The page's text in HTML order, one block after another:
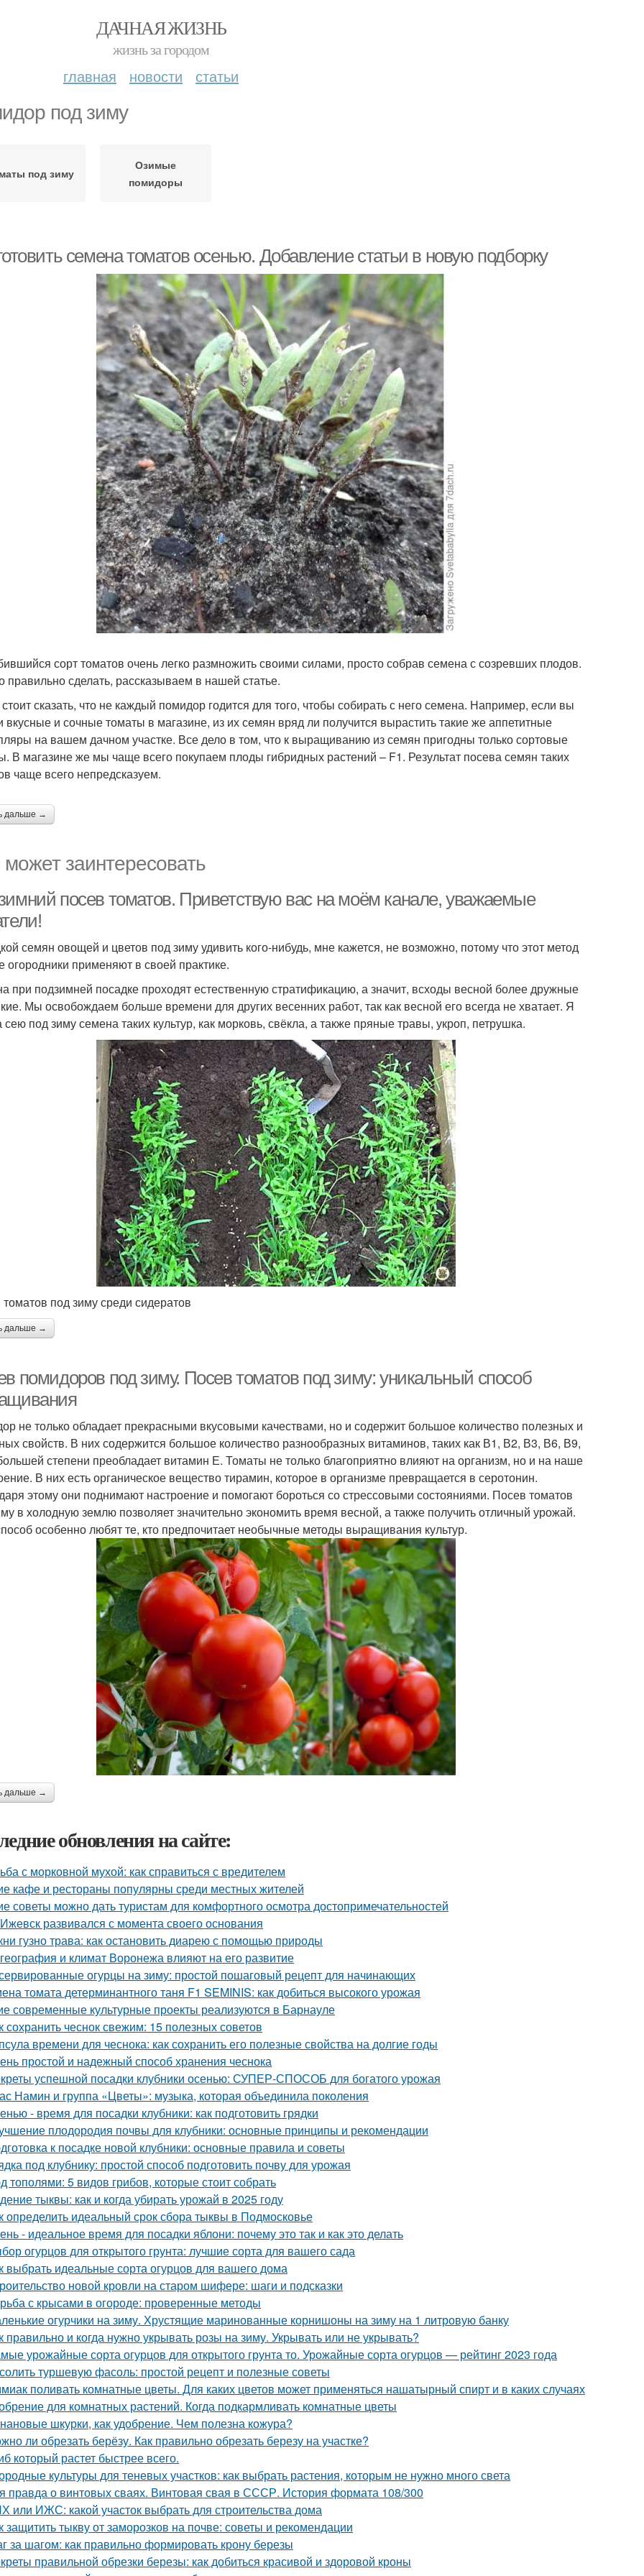
ДАЧНАЯ ЖИЗНЬ
жизнь за городом
главная новости статьи
под зиму
под зиму
Озимые
помидоры
семена томатов осенью. Добавление статьи в новую подборку
сорт томатов очень легко размножить своими силами, просто собрав семена с созревших плодов.
правильно сделать, рассказываем в нашей статье.
сказать, что не каждый помидор годится для того, чтобы собирать с него семена. Например, если вы
вкусные и сочные томаты в магазине, из их семян вряд ли получится вырастить такие же аппетитные
на вашем дачном участке. Все дело в том, что к выращиванию из семян пригодны только сортовые
В магазине же мы чаще всего покупаем плоды гибридных растений – F1. Результат посева семян таких
чаще всего непредсказуем.
дальше →
заинтересовать
посев томатов. Приветствую вас на моём канале, уважаемые
семян овощей и цветов под зиму удивить кого-нибудь, мне кажется, не возможно, потому что этот метод
огородники применяют в своей практике.
при подзимней посадке проходят естественную стратификацию, а значит, всходы весной более дружные
Мы освобождаем больше времени для других весенних работ, так как весной его всегда не хватает. Я
сею под зиму семена таких культур, как морковь, свёкла, а также пряные травы, укроп, петрушка.
под зиму среди сидератов
дальше →
помидоров под зиму. Посев томатов под зиму: уникальный способ
не только обладает прекрасными вкусовыми качествами, но и содержит большое количество полезных и
свойств. В них содержится большое количество разнообразных витаминов, таких как В1, В2, В3, В6, В9,
степени преобладает витамин Е. Томаты не только благоприятно влияют на организм, но и на наше
В них есть органическое вещество тирамин, которое в организме превращается в серотонин.
этому они поднимают настроение и помогают бороться со стрессовыми состояниями. Посев томатов
в холодную землю позволяет значительно экономить время весной, а также получить отличный урожай.
особенно любят те, кто предпочитает необычные методы выращивания культур.
дальше →
обновления на сайте:
с морковной мухой: как справиться с вредителем
кафе и рестораны популярны среди местных жителей
советы можно дать туристам для комфортного осмотра достопримечательностей
развивался с момента своего основания
гузно трава: как остановить диарею с помощью природы
и климат Воронежа влияют на его развитие
огурцы на зиму: простой пошаговый рецепт для начинающих
томата детерминантного таня F1 SEMINIS: как добиться высокого урожая
современные культурные проекты реализуются в Барнауле
сохранить чеснок свежим: 15 полезных советов
времени для чеснока: как сохранить его полезные свойства на долгие годы
простой и надежный способ хранения чеснока
успешной посадки клубники осенью: СУПЕР-СПОСОБ для богатого урожая
Намин и группа «Цветы»: музыка, которая объединила поколения
- время для посадки клубники: как подготовить грядки
плодородия почвы для клубники: основные принципы и рекомендации
к посадке новой клубники: основные правила и советы
под клубнику: простой способ подготовить почву для урожая
тополями: 5 видов грибов, которые стоит собрать
тыквы: как и когда убирать урожай в 2025 году
определить идеальный срок сбора тыквы в Подмосковье
- идеальное время для посадки яблони: почему это так и как это делать
огурцов для открытого грунта: лучшие сорта для вашего сада
выбрать идеальные сорта огурцов для вашего дома
новой кровли на старом шифере: шаги и подсказки
с крысами в огороде: проверенные методы
огурчики на зиму. Хрустящие маринованные корнишоны на зиму на 1 литровую банку
правильно и когда нужно укрывать розы на зиму. Укрывать или не укрывать?
урожайные сорта огурцов для открытого грунта то. Урожайные сорта огурцов — рейтинг 2023 года
туршевую фасоль: простой рецепт и полезные советы
поливать комнатные цветы. Для каких цветов может применяться нашатырный спирт и в каких случаях
для комнатных растений. Когда подкармливать комнатные цветы
шкурки, как удобрение. Чем полезна кожура?
ли обрезать берёзу. Как правильно обрезать березу на участке?
который растет быстрее всего.
культуры для теневых участков: как выбрать растения, которым не нужно много света
правда о винтовых сваях. Винтовая свая в СССР. История формата 108/300
или ИЖС: какой участок выбрать для строительства дома
защитить тыкву от заморозков на почве: советы и рекомендации
за шагом: как правильно формировать крону березы
правильной обрезки березы: как добиться красивой и здоровой кроны